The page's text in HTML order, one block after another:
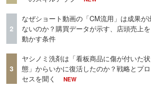
2
なぜショート動画の「CM流用」は成果が
ないのか？購買データが示す、店頭売上を
動かす条件
3
ヤシノミ洗剤は「看板商品に傷が付いた状
態」からいかに復活したのか？戦略とプロ
セスを聞く
NEW